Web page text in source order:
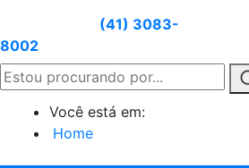
(41) 3083-
8002
Você está em:
Home